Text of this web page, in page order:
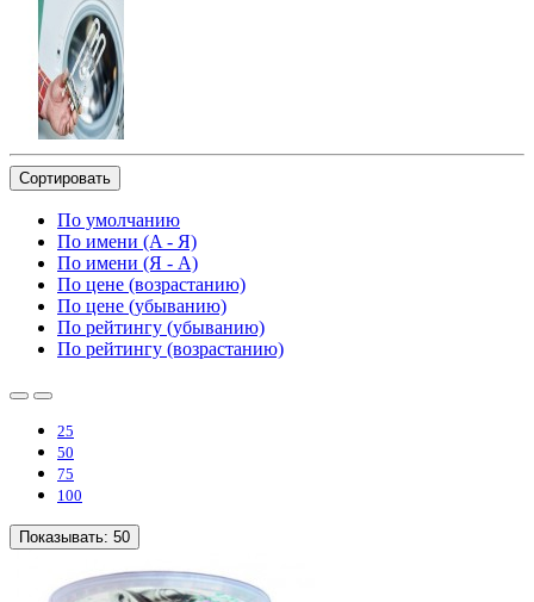
Сортировать
По умолчанию
По имени (A - Я)
По имени (Я - A)
По цене (возрастанию)
По цене (убыванию)
По рейтингу (убыванию)
По рейтингу (возрастанию)
25
50
75
100
Показывать: 50